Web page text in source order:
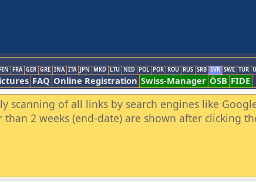
FRA GER GRE INA ITA JPN MKD LTU NED POL POR ROU RUS SRB SVK SWE TUR
FAQ Online Registration Swiss-Manager ÖSB FIDE
scanning of all links by search engines like
2 weeks (end-date) are shown after clicking